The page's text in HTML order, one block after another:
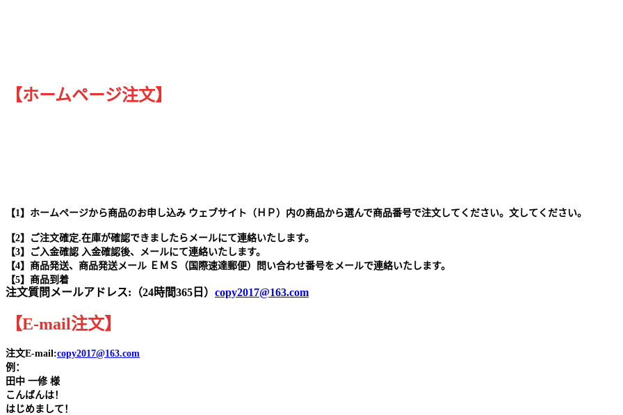
【ホームページ注文】
【1】ホームページから商品のお申し込み ウェブサイト（ＨＰ）内の商品から選んで商品番号で注文してください。文してください。
【2】ご注文確定.在庫が確認できましたらメールにて連絡いたします。
【3】ご入金確認 入金確認後、メールにて連絡いたします。
【4】商品発送、商品発送メール ＥＭＳ（国際速達郵便）問い合わせ番号をメールで連絡いたします。
【5】商品到着
注文質問メールアドレス:（24時間365日） copy2017@163.com
【E-mail注文】
注文E-mail:copy2017@163.com
例：
田中 一修 様
こんばんは！
はじめまして！